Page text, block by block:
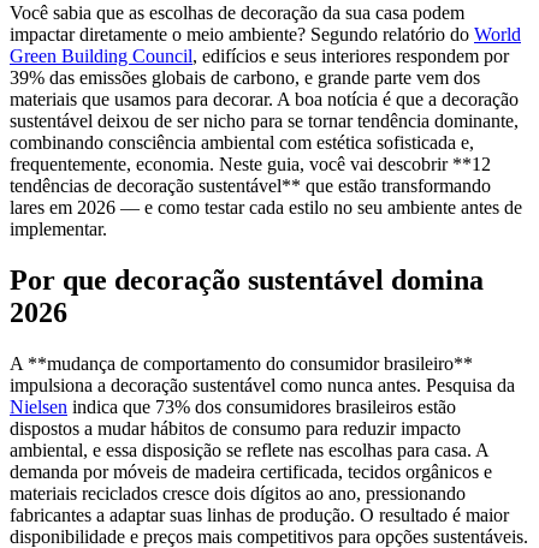
Você sabia que as escolhas de decoração da sua casa podem
impactar diretamente o meio ambiente? Segundo relatório do World
Green Building Council, edifícios e seus interiores respondem por
39% das emissões globais de carbono, e grande parte vem dos
materiais que usamos para decorar. A boa notícia é que a decoração
sustentável deixou de ser nicho para se tornar tendência dominante,
combinando consciência ambiental com estética sofisticada e,
frequentemente, economia. Neste guia, você vai descobrir **12
tendências de decoração sustentável** que estão transformando
lares em 2026 — e como testar cada estilo no seu ambiente antes de
implementar.
Por que decoração sustentável domina
2026
A **mudança de comportamento do consumidor brasileiro**
impulsiona a decoração sustentável como nunca antes. Pesquisa da
Nielsen indica que 73% dos consumidores brasileiros estão
dispostos a mudar hábitos de consumo para reduzir impacto
ambiental, e essa disposição se reflete nas escolhas para casa. A
demanda por móveis de madeira certificada, tecidos orgânicos e
materiais reciclados cresce dois dígitos ao ano, pressionando
fabricantes a adaptar suas linhas de produção. O resultado é maior
disponibilidade e preços mais competitivos para opções sustentáveis.